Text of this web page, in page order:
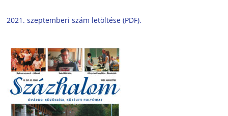
2021. szeptemberi szám letöltése (PDF).